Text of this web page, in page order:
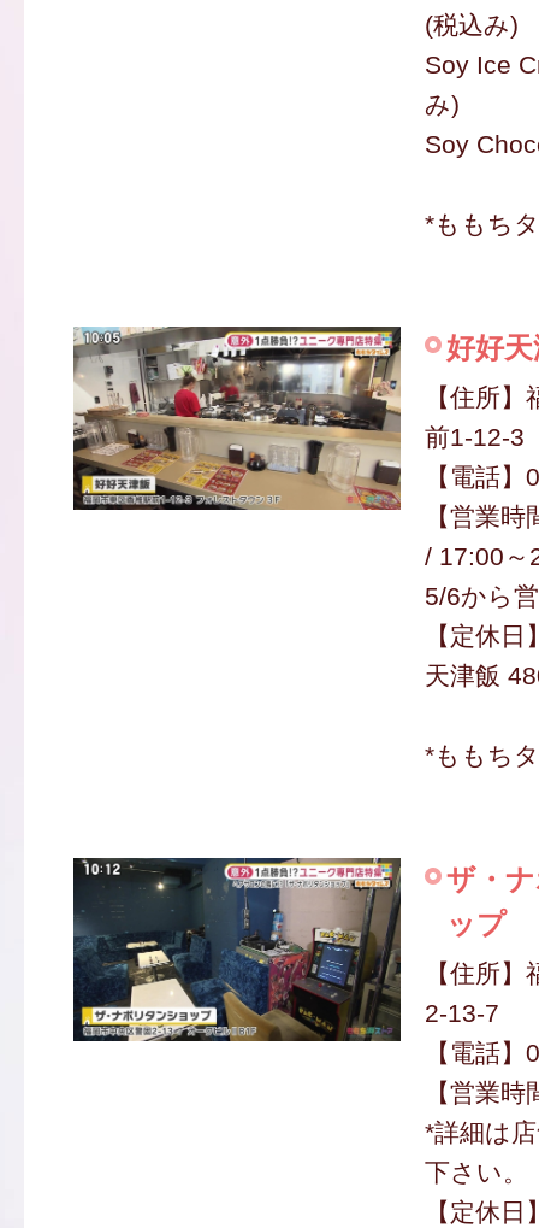
(税込み)
Soy Ice
み)
Soy
*ももち
好好
【住所
前1-12-3
【電話
【営業
/ 17:00～
5/6から
【定休日
天津飯
*ももち
ザ・
ップ
【住所
2-13-7
【電話
【営業
*詳細は
下さい。
【定休日